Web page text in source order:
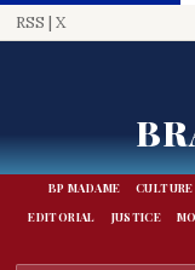
RSS | X
BP MADAME
EDITORIAL
JUSTICE